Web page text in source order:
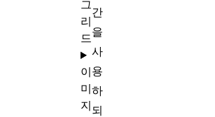
간
을
사
용
하
되
그
리
드
이
미
지